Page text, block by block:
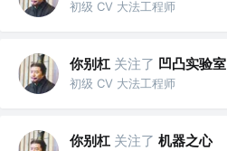
初级 CV 大法工程师
你别杠 关注了 凹凸实验室
初级 CV 大法工程师
你别杠 关注了 机器之心